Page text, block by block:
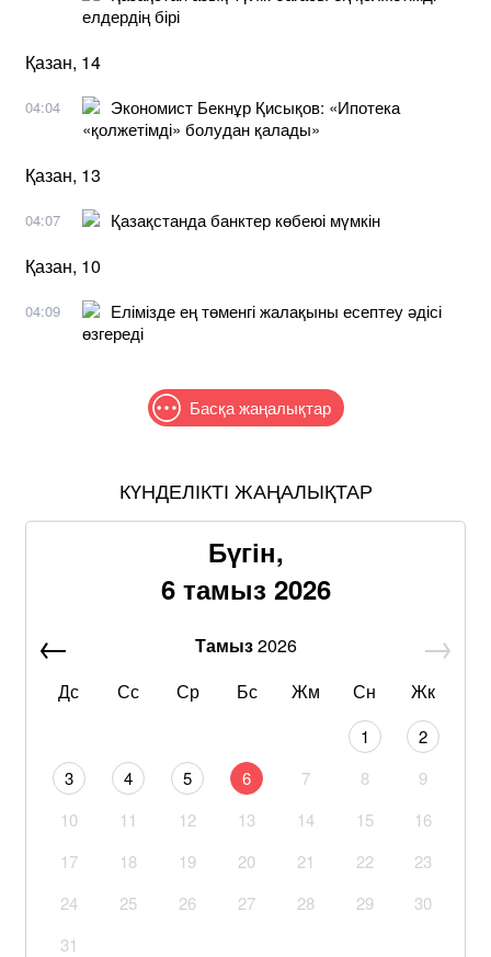
елдердің бірі
Қазан, 14
04:04
Экономист Бекнұр Қисықов: «Ипотека
«қолжетімді» болудан қалады»
Қазан, 13
04:07 Қазақстанда банктер көбеюі мүмкін
Қазан, 10
04:09
Елімізде ең төменгі жалақыны есептеу әдісі
өзгереді
Басқа жаңалықтар
КҮНДЕЛІКТІ ЖАҢАЛЫҚТАР
Бүгін,
6 тамыз 2026
Тамыз2026
Дс
Сс Ср Бс Жм Сн Жк
1
2
3
4 5 6 7 8
9
10
11 12 13 14 15
16
17
18 19 20 21 22
23
24
25 26 27 28 29
30
31